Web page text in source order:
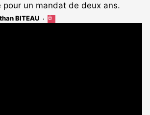
pour un mandat de deux ans.
BITEAU
Cet